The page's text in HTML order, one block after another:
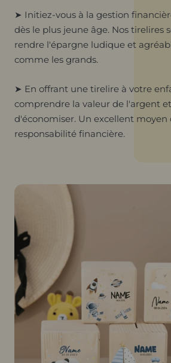
➤ Initiez-vous à la gestion
dès le plus jeune âge. Nos tirelires
rendre l'épargne ludique et
comme les grands.
➤ En offrant une tirelire à votre
comprendre la valeur de l'argent
d'économiser. Un excellent moyen
responsabilité financière.